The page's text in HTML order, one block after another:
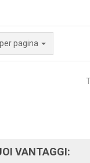
pagina
VANTAGGI: